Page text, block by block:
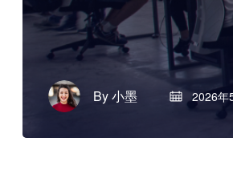
By小墨 2026年